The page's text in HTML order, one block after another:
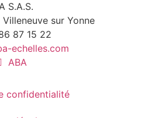
S.A.S.
sur Yonne
87 15 22
echelles.com
ABA
confidentialité